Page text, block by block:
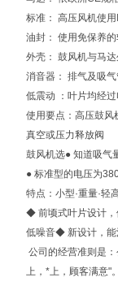
标准： 高压风机使
油封： 使用免保养
外壳： 鼓风机与马
消音器： 排气及吸
低震动 ：叶片均经
使用要点：高压鼓风
真空或压力释放阀
鼓风机选● 知道吸气
● 标准型的电压为
特点：小型·重量·轻
◆ 前顷式叶片设计，
低噪音◆
公司的经营准则是
上，*上，顾客满意"